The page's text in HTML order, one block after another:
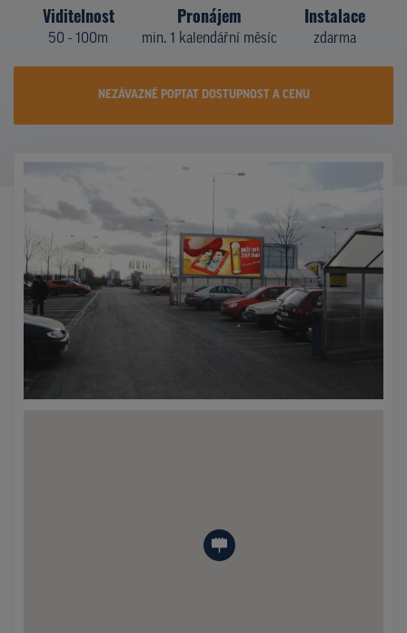
Z PRAXE
Viditelnost
50 - 100m
Pronájem
min. 1 kalendářní měsíc
Instalace
zdarma
NEZÁVAZNĚ POPTAT DOSTUPNOST A CENU